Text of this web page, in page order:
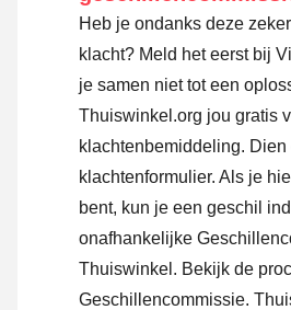
Heb je ondanks deze
klacht? Meld het eerst bij
je samen niet tot een
Thuiswinkel.org jou gratis
klachtenbemiddeling.
klachtenformulier. Als je
bent, kun je een geschil
onafhankelijke
Thuiswinkel. Bekijk de
Geschillencommissie.